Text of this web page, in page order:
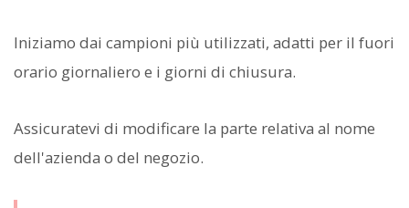
Iniziamo dai campioni più utilizzati, adatti per il fuori
orario giornaliero e i giorni di chiusura.
Assicuratevi di modificare la parte relativa al nome
dell'azienda o del negozio.